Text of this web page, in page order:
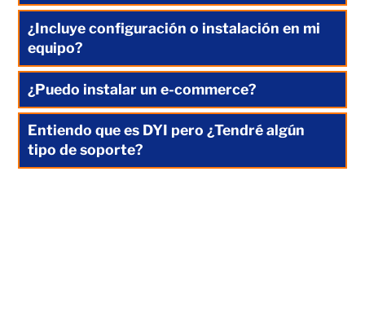
¿Incluye configuración o instalación en mi
equipo?
¿Puedo instalar un e-commerce?
Entiendo que es DYI pero ¿Tendré algún
tipo de soporte?